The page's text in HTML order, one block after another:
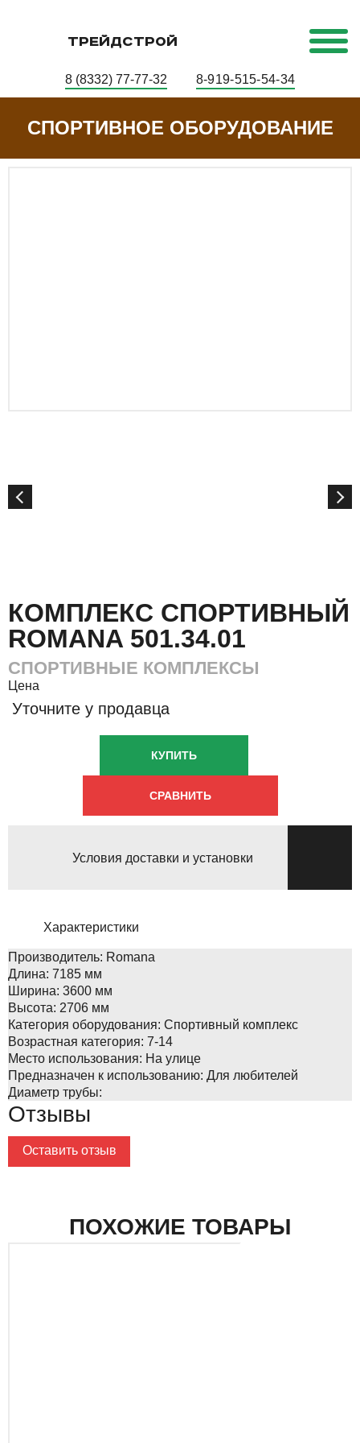
ТРЕЙДСТРОЙ
8 (8332) 77-77-32 8-919-515-54-34
СПОРТИВНОЕ ОБОРУДОВАНИЕ
КОМПЛЕКС СПОРТИВНЫЙ
ROMANA 501.34.01
СПОРТИВНЫЕ КОМПЛЕКСЫ
Цена
Уточните у продавца
КУПИТЬ
СРАВНИТЬ
Условия доставки и установки
Характеристики
Производитель: Romana
Длина: 7185 мм
Ширина: 3600 мм
Высота: 2706 мм
Категория оборудования: Спортивный комплекс
Возрастная категория: 7-14
Место использования: На улице
Предназначен к использованию: Для любителей
Диаметр трубы:
Отзывы
Оставить отзыв
ПОХОЖИЕ ТОВАРЫ